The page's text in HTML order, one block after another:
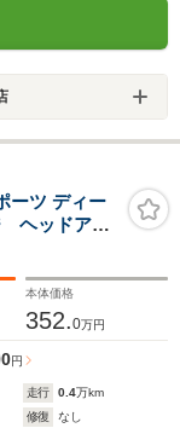
ーツ ディー
ヘッドアッ
LEDヘッ
クカメラ
トロール
本体価格
352.0万円
円
走行 0.4万km
修復
なし